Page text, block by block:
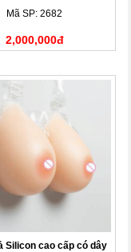
Mã SP: 2682
2,000,000đ
Silicon cao cấp có dây